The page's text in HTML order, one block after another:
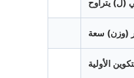
(ل) يتراوح
(وزن) سعة
الأولية